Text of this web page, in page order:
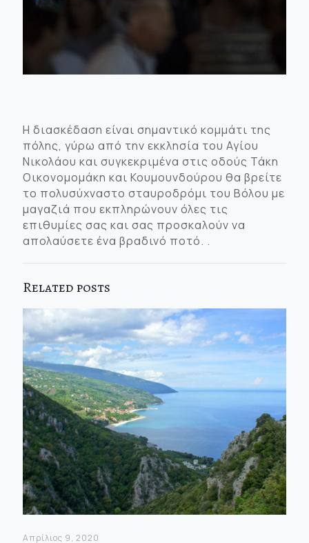
Η διασκέδαση είναι σημαντικό κομμάτι της
πόλης, γύρω από την εκκλησία του Αγίου
Νικολάου και συγκεκριμένα στις οδούς Τάκη
Οικονομομάκη και Κουμουνδούρου θα βρείτε
το πολυσύχναστο σταυροδρόμι του Βόλου με
μαγαζιά που εκπληρώνουν όλες τις
επιθυμίες σας και σας προσκαλούν να
απολαύσετε ένα βραδινό ποτό. .
Related posts
Απρίλιος 9, 2020